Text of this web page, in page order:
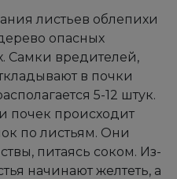
листьев облепихи
опасных
Самки вредителей,
в почки
5-12 штук.
почек происходит
по листьям. Они
питаясь соком. Из-
начинают желтеть, а